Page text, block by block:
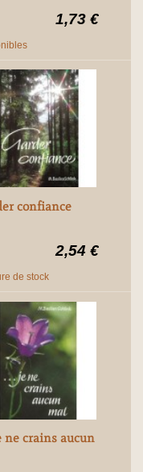
1,73 €
confiance
2,54 €
de stock
ne crains aucun